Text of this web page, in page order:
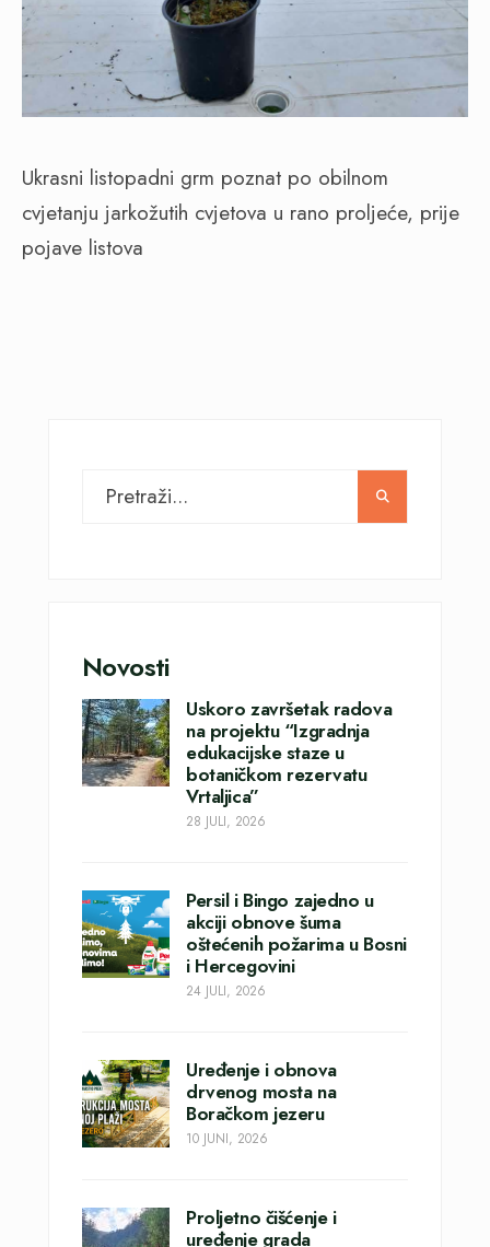
Ukrasni listopadni grm poznat po obilnom
cvjetanju jarkožutih cvjetova u rano proljeće, prije
pojave listova
Novosti
Uskoro završetak radova
na projektu “Izgradnja
edukacijske staze u
botaničkom rezervatu
Vrtaljica”
28 JULI, 2026
Persil i Bingo zajedno u
akciji obnove šuma
oštećenih požarima u Bosni
i Hercegovini
24 JULI, 2026
Uređenje i obnova
drvenog mosta na
Boračkom jezeru
10 JUNI, 2026
Proljetno čišćenje i
uređenje grada